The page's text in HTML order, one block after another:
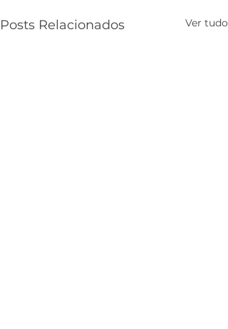
Posts Relacionados Ver tudo